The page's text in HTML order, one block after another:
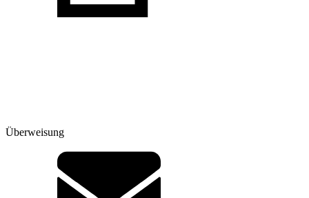
Überweisung